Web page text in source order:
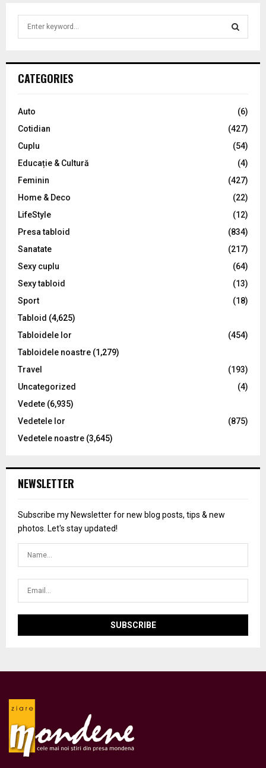
h
o
:
C
CATEGORIES
Auto
(6)
Cotidian
(427)
Cuplu
(54)
Educație & Cultură
(4)
Feminin
(427)
Home & Deco
(22)
LifeStyle
(12)
Presa tabloid
(834)
Sanatate
(217)
Sexy cuplu
(64)
Sexy tabloid
(13)
Sport
(18)
Tabloid (4,625)
Tabloidele lor
(454)
Tabloidele noastre (1,279)
Travel
(193)
Uncategorized
(4)
Vedete (6,935)
Vedetele lor
(875)
Vedetele noastre (3,645)
NEWSLETTER
Subscribe my Newsletter for new blog posts, tips & new
photos. Let's stay updated!